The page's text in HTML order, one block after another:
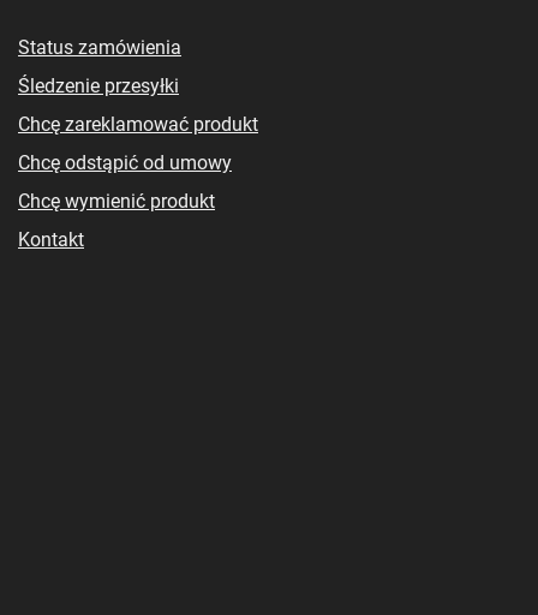
Status zamówienia
Śledzenie przesyłki
Chcę zareklamować produkt
Chcę odstąpić od umowy
Chcę wymienić produkt
Kontakt